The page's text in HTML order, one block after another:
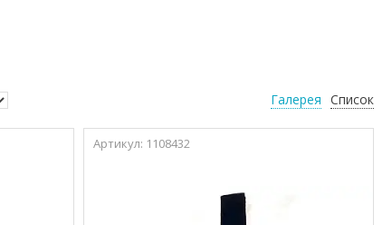
Галерея Список
1108432